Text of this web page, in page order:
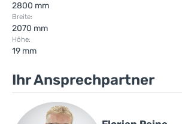
2800 mm
Breite:
2070 mm
Höhe:
19 mm
Ihr Ansprechpartner